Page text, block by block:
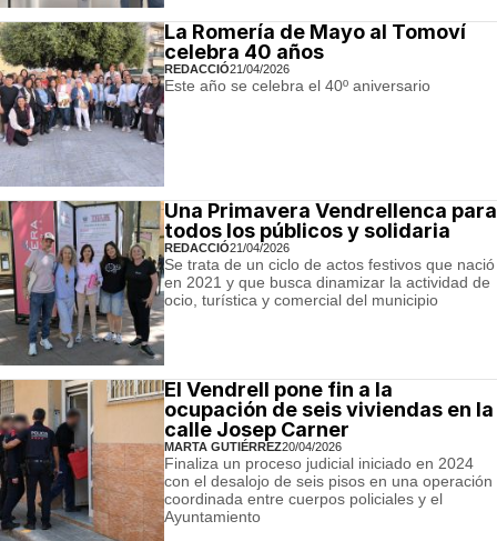
La Romería de Mayo al Tomoví
celebra 40 años
REDACCIÓ21/04/2026
Este año se celebra el 40º aniversario
Una Primavera Vendrellenca para
todos los públicos y solidaria
REDACCIÓ21/04/2026
Se trata de un ciclo de actos festivos que nació
en 2021 y que busca dinamizar la actividad de
ocio, turística y comercial del municipio
El Vendrell pone fin a la
ocupación de seis viviendas en la
calle Josep Carner
MARTA GUTIÉRREZ20/04/2026
Finaliza un proceso judicial iniciado en 2024
con el desalojo de seis pisos en una operación
coordinada entre cuerpos policiales y el
Ayuntamiento